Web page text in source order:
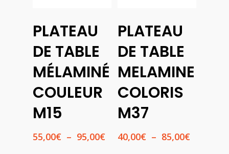
Des
Options
PLATEAU
DE TABLE
MÉLAMINÉ
COULEUR
M15
55,00€ – 95,00€Plage
Des
Options
PLATEAU
DE TABLE
MELAMINE
COLORIS
M37
40,00€ – 85,00€Plage